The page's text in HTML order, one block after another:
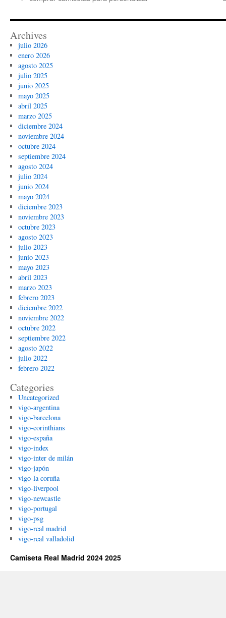
Archives
julio 2026
enero 2026
agosto 2025
julio 2025
junio 2025
mayo 2025
abril 2025
marzo 2025
diciembre 2024
noviembre 2024
octubre 2024
septiembre 2024
agosto 2024
julio 2024
junio 2024
mayo 2024
diciembre 2023
noviembre 2023
octubre 2023
agosto 2023
julio 2023
junio 2023
mayo 2023
abril 2023
marzo 2023
febrero 2023
diciembre 2022
noviembre 2022
octubre 2022
septiembre 2022
agosto 2022
julio 2022
febrero 2022
Categories
Uncategorized
vigo-argentina
vigo-barcelona
vigo-corinthians
vigo-españa
vigo-index
vigo-inter de milán
vigo-japón
vigo-la coruña
vigo-liverpool
vigo-newcastle
vigo-portugal
vigo-psg
vigo-real madrid
vigo-real valladolid
Camiseta Real Madrid 2024 2025